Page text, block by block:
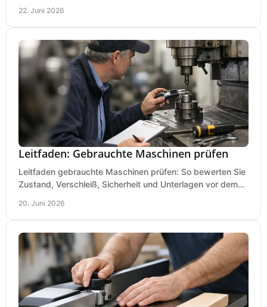
22. Juni 2026
Leitfaden: Gebrauchte Maschinen prüfen
Leitfaden gebrauchte Maschinen prüfen: So bewerten Sie
Zustand, Verschleiß, Sicherheit und Unterlagen vor dem
20. Juni 2026